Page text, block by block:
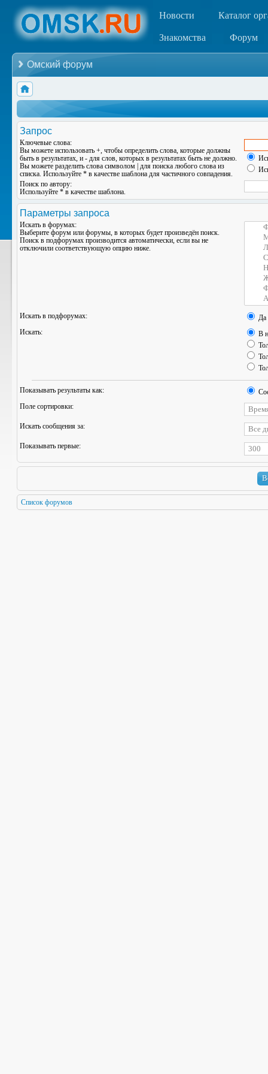
Новости Каталог
Знакомства Форум
Омский форум
Запрос
Ключевые слова:
Вы можете использовать +, чтобы определить слова, которые должны
быть в результатах, и - для слов, которых в результатах быть не должно.
Вы можете разделить слова символом для поиска любого слова из
списка. Используйте * в качестве шаблона для частичного совпадения.
Поиск по автору:
Используйте * в качестве шаблона.
Параметры запроса
Искать в форумах:
Выберите форум или форумы, в которых будет произведён поиск.
Поиск в подфорумах производится автоматически, если вы не
отключили соответствующую опцию ниже.
Искать в подфорумах:
Да
Искать:
В
Показывать результаты как:
Поле сортировки:
Искать сообщения за:
Показывать первые:
Список форумов